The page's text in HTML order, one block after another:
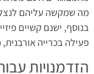
מה שמקשה עליהם לנצל
בנוסף, ישנם קשיים
פעילה בכרייה אורבנית,
הזדמנויות